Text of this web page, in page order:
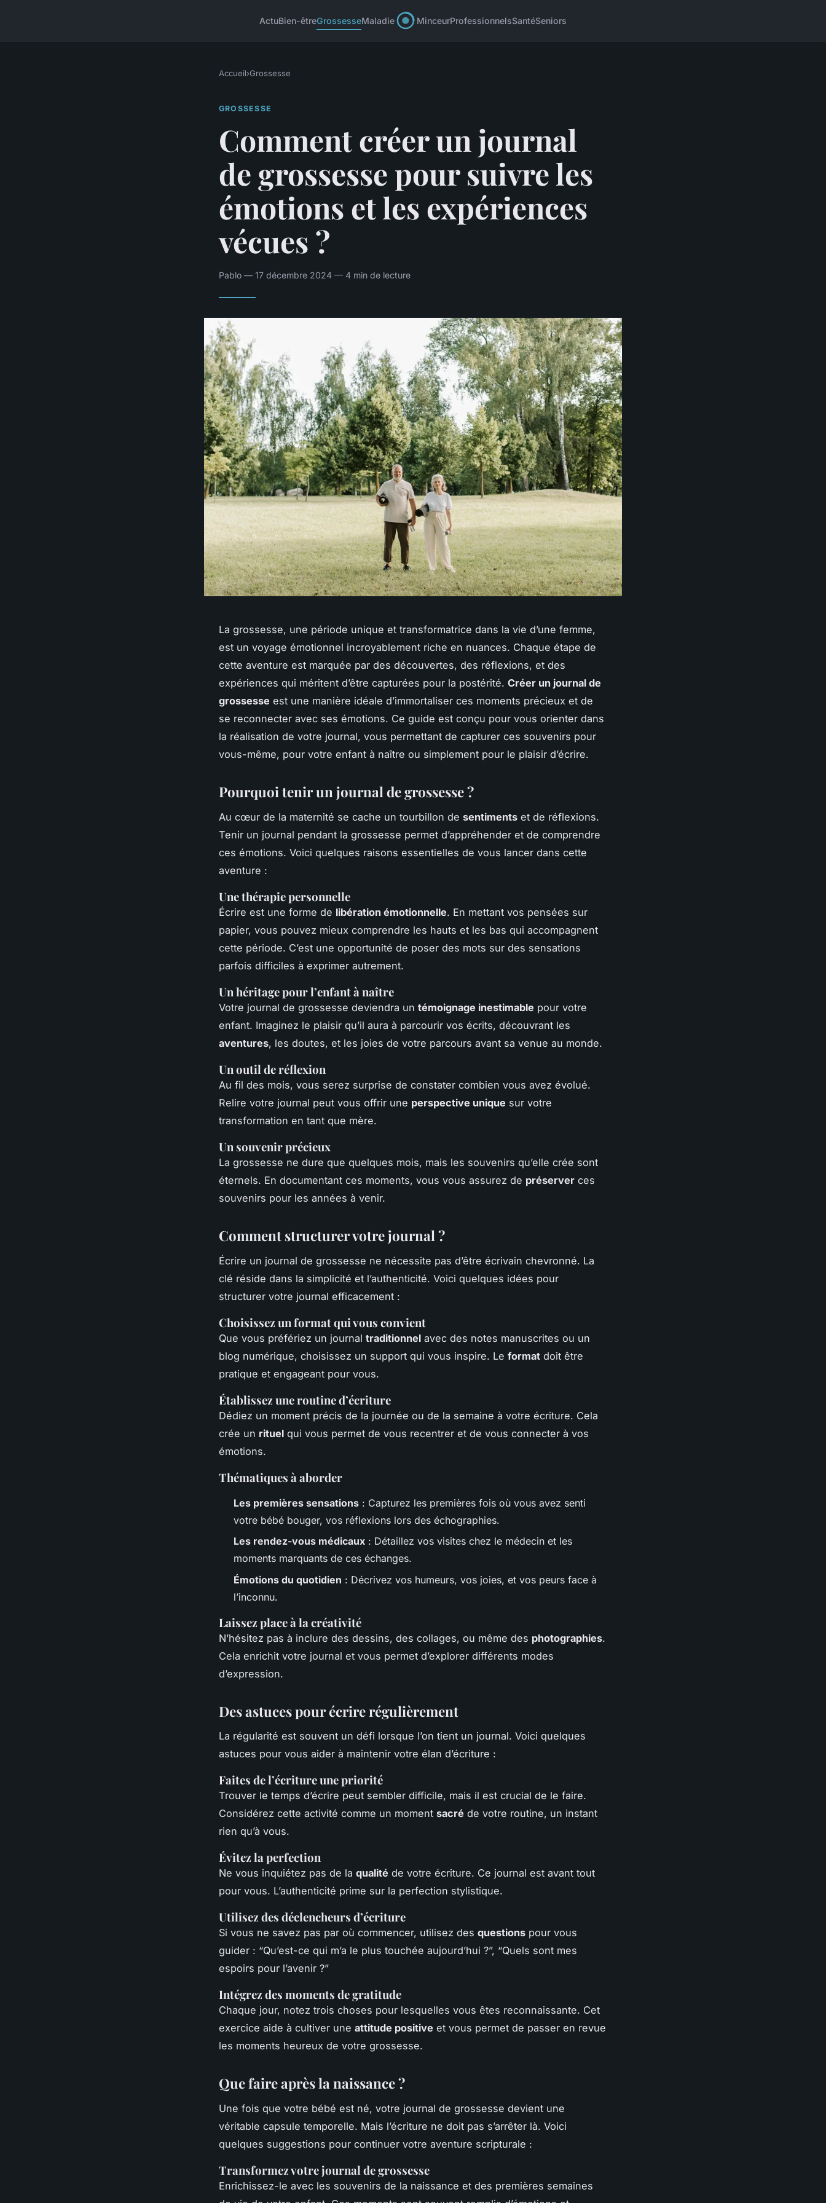
ActuBien-êtreGrossesseMaladie MinceurProfessionnelsSantéSeniors
Accueil›Grossesse
GROSSESSE
Comment créer un journal
de grossesse pour suivre les
émotions et les expériences
vécues ?
Pablo — 17 décembre 2024 — 4 min de lecture
La grossesse, une période unique et transformatrice dans la vie d’une femme,
est un voyage émotionnel incroyablement riche en nuances. Chaque étape de
cette aventure est marquée par des découvertes, des réflexions, et des
expériences qui méritent d’être capturées pour la postérité. Créer un journal de
grossesse est une manière idéale d’immortaliser ces moments précieux et de
se reconnecter avec ses émotions. Ce guide est conçu pour vous orienter dans
la réalisation de votre journal, vous permettant de capturer ces souvenirs pour
vous-même, pour votre enfant à naître ou simplement pour le plaisir d’écrire.
Pourquoi tenir un journal de grossesse ?
Au cœur de la maternité se cache un tourbillon de sentiments et de réflexions.
Tenir un journal pendant la grossesse permet d’appréhender et de comprendre
ces émotions. Voici quelques raisons essentielles de vous lancer dans cette
aventure :
Une thérapie personnelle
Écrire est une forme de libération émotionnelle. En mettant vos pensées sur
papier, vous pouvez mieux comprendre les hauts et les bas qui accompagnent
cette période. C’est une opportunité de poser des mots sur des sensations
parfois difficiles à exprimer autrement.
Un héritage pour l’enfant à naître
Votre journal de grossesse deviendra un témoignage inestimable pour votre
enfant. Imaginez le plaisir qu’il aura à parcourir vos écrits, découvrant les
aventures, les doutes, et les joies de votre parcours avant sa venue au monde.
Un outil de réflexion
Au fil des mois, vous serez surprise de constater combien vous avez évolué.
Relire votre journal peut vous offrir une perspective unique sur votre
transformation en tant que mère.
Un souvenir précieux
La grossesse ne dure que quelques mois, mais les souvenirs qu’elle crée sont
éternels. En documentant ces moments, vous vous assurez de préserver ces
souvenirs pour les années à venir.
Comment structurer votre journal ?
Écrire un journal de grossesse ne nécessite pas d’être écrivain chevronné. La
clé réside dans la simplicité et l’authenticité. Voici quelques idées pour
structurer votre journal efficacement :
Choisissez un format qui vous convient
Que vous préfériez un journal traditionnel avec des notes manuscrites ou un
blog numérique, choisissez un support qui vous inspire. Le format doit être
pratique et engageant pour vous.
Établissez une routine d’écriture
Dédiez un moment précis de la journée ou de la semaine à votre écriture. Cela
crée un rituel qui vous permet de vous recentrer et de vous connecter à vos
émotions.
Thématiques à aborder
Les premières sensations : Capturez les premières fois où vous avez senti
votre bébé bouger, vos réflexions lors des échographies.
Les rendez-vous médicaux : Détaillez vos visites chez le médecin et les
moments marquants de ces échanges.
Émotions du quotidien : Décrivez vos humeurs, vos joies, et vos peurs face à
l’inconnu.
Laissez place à la créativité
N’hésitez pas à inclure des dessins, des collages, ou même des photographies.
Cela enrichit votre journal et vous permet d’explorer différents modes
d’expression.
Des astuces pour écrire régulièrement
La régularité est souvent un défi lorsque l’on tient un journal. Voici quelques
astuces pour vous aider à maintenir votre élan d’écriture :
Faites de l’écriture une priorité
Trouver le temps d’écrire peut sembler difficile, mais il est crucial de le faire.
Considérez cette activité comme un moment sacré de votre routine, un instant
rien qu’à vous.
Évitez la perfection
Ne vous inquiétez pas de la qualité de votre écriture. Ce journal est avant tout
pour vous. L’authenticité prime sur la perfection stylistique.
Utilisez des déclencheurs d’écriture
Si vous ne savez pas par où commencer, utilisez des questions pour vous
guider : “Qu’est-ce qui m’a le plus touchée aujourd’hui ?”, “Quels sont mes
espoirs pour l’avenir ?”
Intégrez des moments degratitude
Chaque jour, notez trois choses pour lesquelles vous êtes reconnaissante. Cet
exercice aide à cultiver une attitude positive et vous permet de passer en revue
les moments heureux de votre grossesse.
Que faire après la naissance ?
Une fois que votre bébé est né, votre journal de grossesse devient une
véritable capsule temporelle. Mais l’écriture ne doit pas s’arrêter là. Voici
quelques suggestions pour continuer votre aventure scripturale :
Transformez votre journal de grossesse
Enrichissez-le avec les souvenirs de la naissance et des premières semaines